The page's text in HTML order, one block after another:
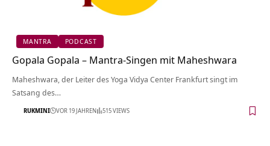
MANTRA PODCAST
Gopala Gopala – Mantra-Singen mit Maheshwara
Maheshwara, der Leiter des Yoga Vidya Center Frankfurt singt im
Satsang des…
RUKMINI VOR 19 JAHREN 515 VIEWS